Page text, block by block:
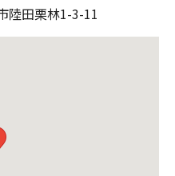
陸田栗林1-3-11